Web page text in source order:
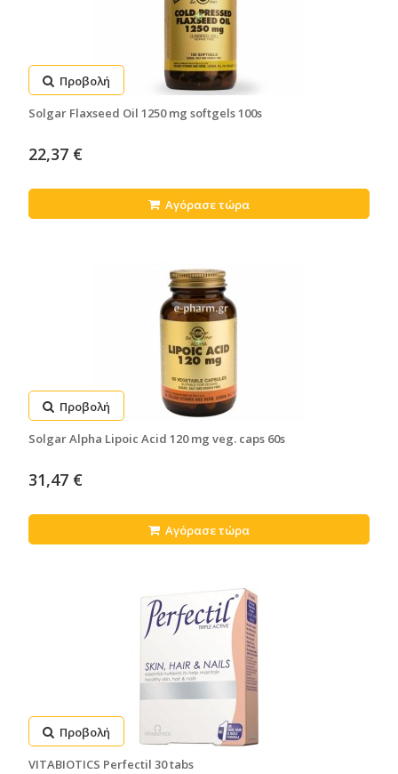
Προβολή
Solgar Flaxseed Oil 1250 mg softgels 100s
22,37 €
Αγόρασε τώρα
Προβολή
Solgar Alpha Lipoic Acid 120 mg veg. caps 60s
31,47 €
Αγόρασε τώρα
Προβολή
VITABIOTICS Perfectil 30 tabs